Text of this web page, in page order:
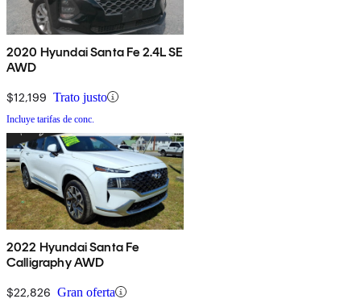
2020 Hyundai Santa Fe 2.4L SE
AWD
$12,199 Trato justo
Incluye tarifas de conc.
2022 Hyundai Santa Fe
Calligraphy AWD
$22,826 Gran oferta